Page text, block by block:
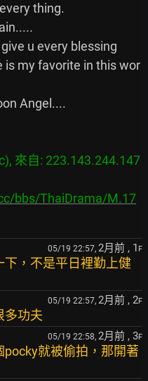
來自: 223.143.244.147
bbs/ThaiDrama/M.17
05/19 22:57, 2月前 , 1 F
，不是平日裡勤上健
05/19 22:57, 2月前 , 2F
多功夫
05/19 22:58, 2月前 , 3F
就被偷拍，那開著